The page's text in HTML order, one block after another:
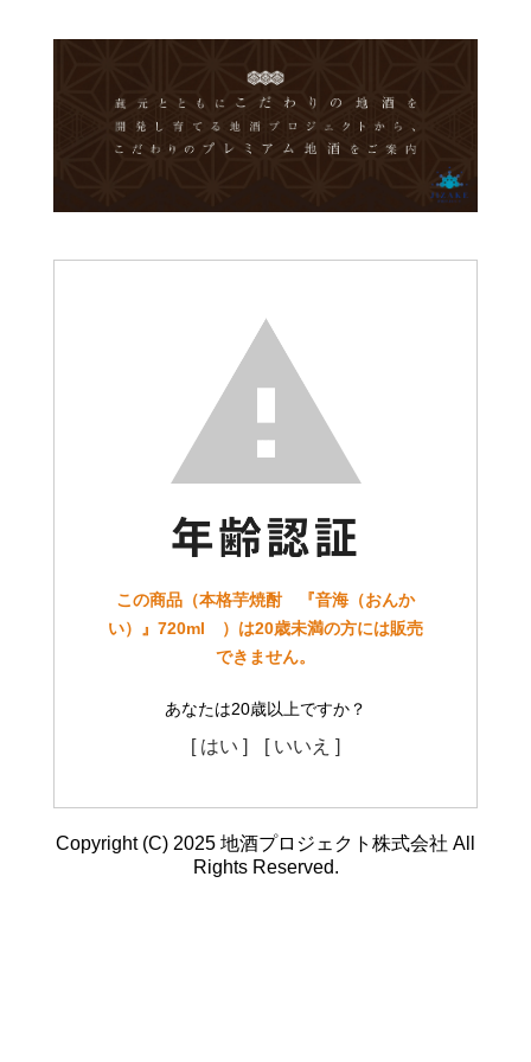
この商品（本格芋焼酎 『音海（おんか
い）』720ml ）は20歳未満の方には販売
できません。
あなたは20歳以上ですか？
[ はい ] [ いいえ ]
Copyright (C) 2025 地酒プロジェクト株式会社 All
Rights Reserved.